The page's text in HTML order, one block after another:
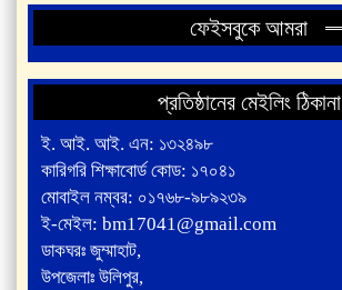
ফেইসবুকে আমরা
প্রতিষ্ঠানের মেইলিং ঠিকানা
ই. আই. আই. এন: ১৩২৪৯৮
কারিগরি শিক্ষাবোর্ড কোড: ১৭০৪১
মোবাইল নম্বর: ০১৭৬৮-৯৮৯২৩৯
ই-মেইল: bm17041@gmail.com
ডাকঘরঃ জুম্মাহাট,
উপজেলাঃ উলিপুর,